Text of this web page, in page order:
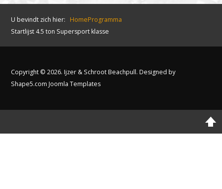
U bevindt zich hier: HomeProgramma
Startlijst 4.5 ton Supersport klasse
Copyright © 2026. Ijzer & Schroot Beachpull. Designed by
Shape5.comJoomla Templates